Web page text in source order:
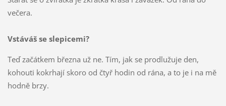
večera.
Vstáváš se slepicemi?
Teď začátkem března už ne. Tím, jak se prodlužuje den,
kohouti kokrhají skoro od čtyř hodin od rána, a to je i na mě
hodně brzy.